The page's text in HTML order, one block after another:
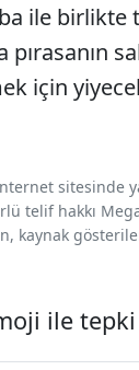
ile birlikte
pırasanın
için
sitesinde
telif hakkı
kaynak
ile